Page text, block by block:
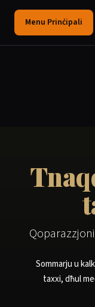
Menu Prinċipali
Sommarju u
taxxi, dħul